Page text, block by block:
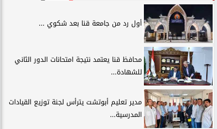
أول رد من جامعة قنا بعد شكوي ...
محافظ قنا يعتمد نتيجة امتحانات الدور الثاني
للشهادة...
مدير تعليم أبوتشت يترأس لجنة توزيع القيادات
المدرسية...